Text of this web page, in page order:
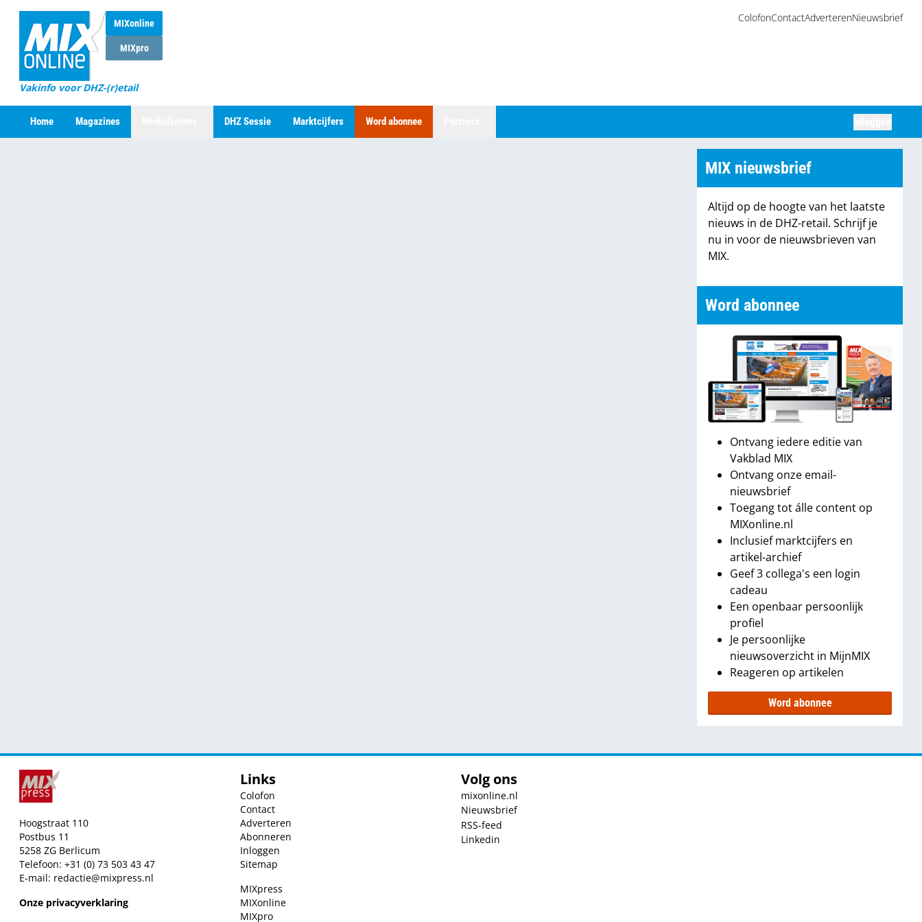
MIXonline
MIXpro
Vakinfo voor DHZ-(r)etail
ColofonContactAdverterenNieuwsbrief
Home Magazines DHZ Sessie Marktcijfers Word abonnee
MIX nieuwsbrief
Altijd op de hoogte van het laatste
nieuws in de DHZ-retail. Schrijf je
nu in voor de nieuwsbrieven van
MIX.
Word abonnee
Ontvang iedere editie van
Vakblad MIX
Ontvang onze email-
nieuwsbrief
Toegang tot álle content op
MIXonline.nl
Inclusief marktcijfers en
artikel-archief
Geef 3 collega's een login
cadeau
Een openbaar persoonlijk
profiel
Je persoonlijke
nieuwsoverzicht in MijnMIX
Reageren op artikelen
Word abonnee
Hoogstraat 110
Postbus 11
5258 ZG Berlicum
Telefoon: +31 (0) 73 503 43 47
E-mail: redactie@mixpress.nl
Onze privacyverklaring
Links
Colofon
Contact
Adverteren
Abonneren
Inloggen
Sitemap
MIXpress
MIXonline
MIXpro
Volg ons
mixonline.nl
Nieuwsbrief
RSS-feed
Linkedin